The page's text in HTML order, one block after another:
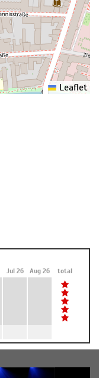
Leaflet
Jul 26 Aug 26 total